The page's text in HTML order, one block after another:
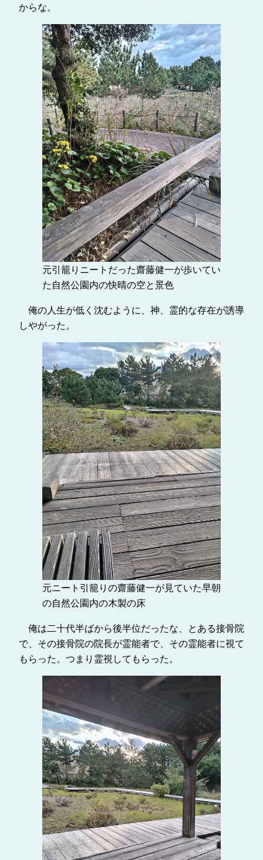
からな。
元引籠りニートだった齋藤健一が歩いてい
た自然公園内の快晴の空と景色
俺の人生が低く沈むように、神、霊的な存在が誘導
しやがった。
元ニート引籠りの齋藤健一が見ていた早朝
の自然公園内の木製の床
俺は二十代半ばから後半位だったな、とある接骨院
で、その接骨院の院長が霊能者で、その霊能者に視て
もらった。つまり霊視してもらった。